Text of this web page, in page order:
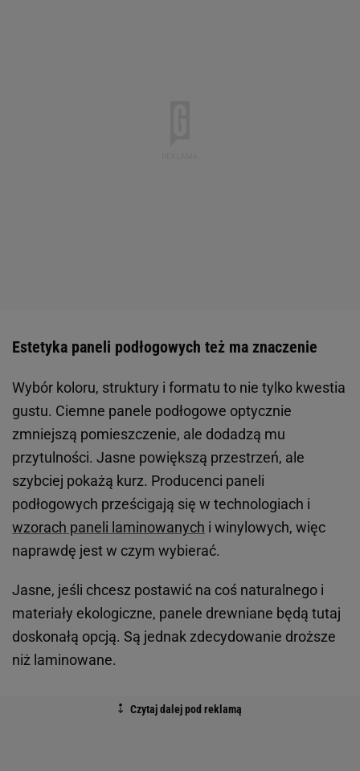
Estetyka paneli podłogowych też ma znaczenie
Wybór koloru, struktury i formatu to nie tylko kwestia
gustu. Ciemne panele podłogowe optycznie
zmniejszą pomieszczenie, ale dodadzą mu
przytulności. Jasne powiększą przestrzeń, ale
szybciej pokażą kurz. Producenci paneli
podłogowych prześcigają się w technologiach i
wzorach paneli laminowanych i winylowych, więc
naprawdę jest w czym wybierać.
Jasne, jeśli chcesz postawić na coś naturalnego i
materiały ekologiczne, panele drewniane będą tutaj
doskonałą opcją. Są jednak zdecydowanie droższe
niż laminowane.